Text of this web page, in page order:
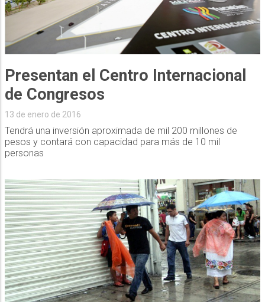
Presentan el Centro Internacional
de Congresos
13 de enero de 2016
Tendrá una inversión aproximada de mil 200 millones de
pesos y contará con capacidad para más de 10 mil
personas